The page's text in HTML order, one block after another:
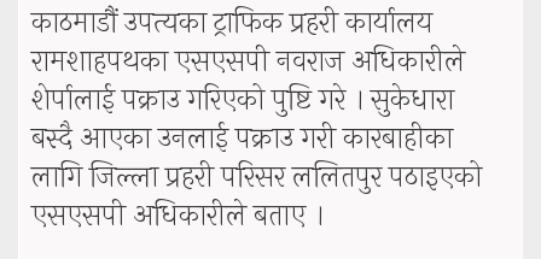
काठमाडौं उपत्यका ट्राफिक प्रहरी कार्यालय
रामशाहपथका एसएसपी नवराज अधिकारीले
शेर्पालाई पक्राउ गरिएको पुष्टि गरे । सुकेधारा
बस्दै आएका उनलाई पक्राउ गरी कारबाहीका
लागि जिल्ला प्रहरी परिसर ललितपुर पठाइएको
एसएसपी अधिकारीले बताए ।